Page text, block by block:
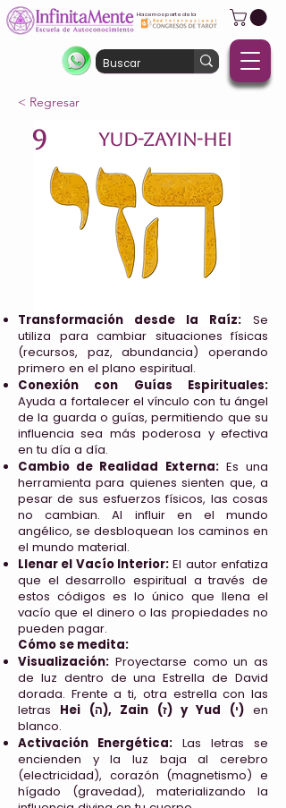
Hacemos parte de la
< Regresar
Transformación desde la Raíz: Se
utiliza para cambiar situaciones físicas
(recursos, paz, abundancia) operando
primero en el plano espiritual.
Conexión con Guías Espirituales:
Ayuda a fortalecer el vínculo con tu ángel
de la guarda o guías, permitiendo que su
influencia sea más poderosa y efectiva
en tu día a día.
Cambio de Realidad Externa:Es una
herramienta para quienes sienten que, a
pesar de sus esfuerzos físicos, las cosas
no cambian. Al influir en el mundo
angélico, se desbloquean los caminos en
el mundo material.
Llenar el Vacío Interior: El autor enfatiza
que el desarrollo espiritual a través de
estos códigos es lo único que llena el
vacío que el dinero o las propiedades no
pueden pagar.
Cómo se medita:
Visualización: Proyectarse como un as
de luz dentro de una Estrella de David
dorada. Frente a ti, otra estrella con las
letras
Hei (ה), Zain (ז) y Yud (י)en
blanco.
Activación Energética: Las letras se
encienden y la luz baja al cerebro
(electricidad), corazón (magnetismo) e
hígado (gravedad), materializando la
9 YUD-ZAYIN-HEI